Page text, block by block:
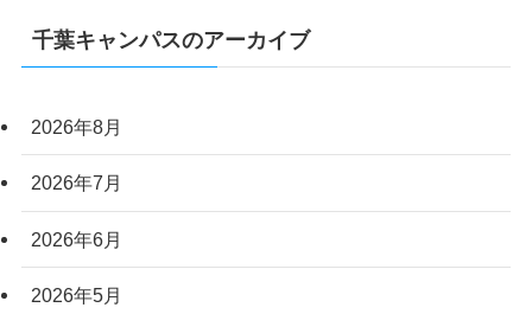
千葉キャンパスのアーカイブ
2026年8月
2026年7月
2026年6月
2026年5月